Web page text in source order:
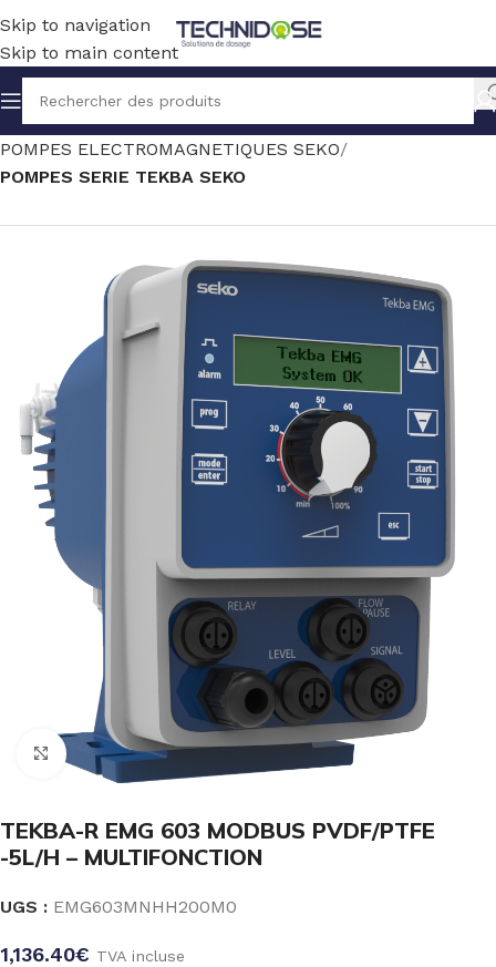
Skip to navigation
Skip to main content
Accueil TRAITEMENT EAU DOSAGE
POMPES ELECTROMAGNETIQUES SEKO
POMPES SERIE TEKBA SEKO
Click to enlarge
TEKBA-R EMG 603 MODBUS PVDF/PTFE
-5L/H – MULTIFONCTION
UGS : EMG603MNHH200M0
1,136.40€ TVA incluse